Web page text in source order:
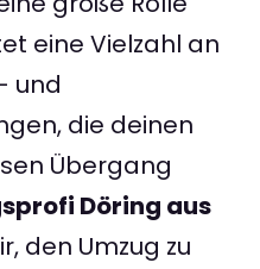
eine Vielzahl an
und
die deinen
Übergang
Döring aus
den Umzug zu